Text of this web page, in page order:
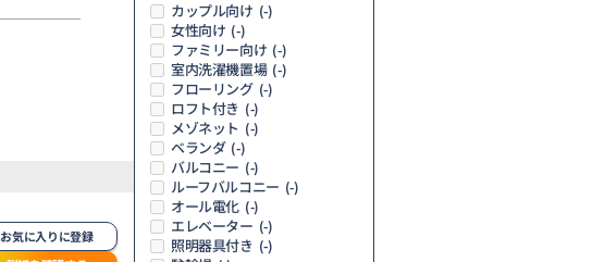
お気に入りに登録
カップル向け (-)
女性向け (-)
ファミリー向け (-)
室内洗濯機置場 (-)
フローリング (-)
ロフト付き (-)
メゾネット (-)
ベランダ (-)
バルコニー (-)
ルーフバルコニー (-)
オール電化 (-)
エレベーター (-)
照明器具付き (-)